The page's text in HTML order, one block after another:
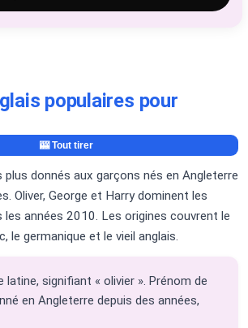
populaires pour
🎰 Tout tirer
donnés aux garçons nés en Angleterre
Oliver, George et Harry dominent les
années 2010. Les origines couvrent le
le germanique et le vieil anglais.
latine, signifiant « olivier ». Prénom de
en Angleterre depuis des années,